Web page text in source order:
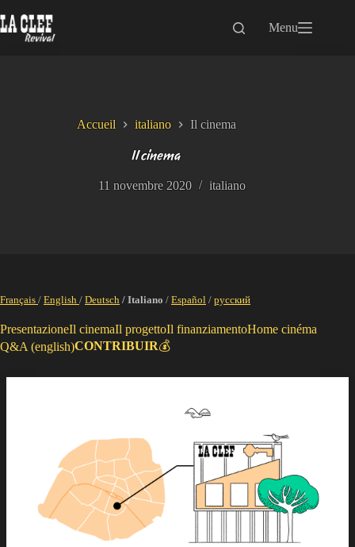
au
contenu
Menu
Accueil italiano Il cinema
Il cinema
11 novembre 2020 italiano
Français / English / Deutsch / Italiano / Español / русский
PresentazioneIl cinemaIl progettoIl finanziamentoHome cinéma
Q&A (english)CONTRIBUIR💰